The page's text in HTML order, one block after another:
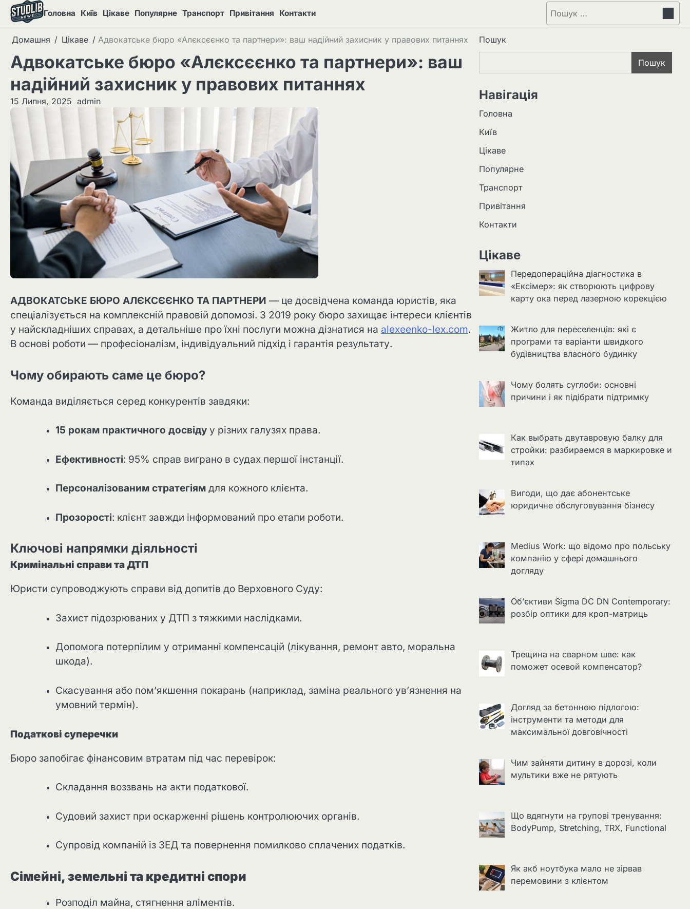
Перейти
вмісту
Головна Київ Цікаве Популярне Транспорт Привітання Контакти Пошук:
Домашня Цікаве Адвокатське бюро «Алєксєєнко та партнери»: ваш надійний захисник у правових питаннях
Адвокатське бюро «Алєксєєнко та партнери»: ваш
надійний захисник у правових питаннях
15 Липня, 2025 admin
АДВОКАТСЬКЕ БЮРО АЛЄКСЄЄНКО ТА ПАРТНЕРИ — це досвідчена команда юристів, яка
спеціалізується на комплексній правовій допомозі. З 2019 року бюро захищає інтереси клієнтів
у найскладніших справах, а детальніше про їхні послуги можна дізнатися на alexeenko-lex.com.
В основі роботи — професіоналізм, індивідуальний підхід і гарантія результату.
Чому обирають саме це бюро?
Команда виділяється серед конкурентів завдяки:
15 рокам практичного досвіду у різних галузях права.
Ефективності: 95% справ виграно в судах першої інстанції.
Персоналізованим стратегіям для кожного клієнта.
Прозорості: клієнт завжди інформований про етапи роботи.
Ключові напрямки діяльності
Кримінальні справи та ДТП
Юристи супроводжують справи від допитів до Верховного Суду:
Захист підозрюваних у ДТП з тяжкими наслідками.
Допомога потерпілим у отриманні компенсацій (лікування, ремонт авто, моральна
шкода).
Скасування або пом’якшення покарань (наприклад, заміна реального ув’язнення на
умовний термін).
Податкові суперечки
Бюро запобігає фінансовим втратам під час перевірок:
Складання воззвань на акти податкової.
Судовий захист при оскарженні рішень контролюючих органів.
Супровід компаній із ЗЕД та повернення помилково сплачених податків.
Сімейні, земельні та кредитні спори
Розподіл майна, стягнення аліментів.
Пошук
Пошук
Навігація
Головна
Київ
Цікаве
Популярне
Транспорт
Привітання
Контакти
Цікаве
Передопераційна діагностика в
«Ексімер»: як створюють цифрову
карту ока перед лазерною корекцією
Житло для переселенців: які є
програми та варіанти швидкого
будівництва власного будинку
Чому болять суглоби: основні
причини і як підібрати підтримку
Как выбрать двутавровую балку для
стройки: разбираемся в маркировке и
типах
Вигоди, що дає абонентське
юридичне обслуговування бізнесу
Medius Work: що відомо про польську
компанію у сфері домашнього
догляду
Об’єктиви Sigma DC DN Contemporary:
розбір оптики для кроп-матриць
Трещина на сварном шве: как
поможет осевой компенсатор?
Догляд за бетонною підлогою:
інструменти та методи для
максимальної довговічності
Чим зайняти дитину в дорозі, коли
мультики вже не рятують
Що вдягнути на групові тренування:
BodyPump, Stretching, TRX, Functional
Як акб ноутбука мало не зірвав
перемовини з клієнтом